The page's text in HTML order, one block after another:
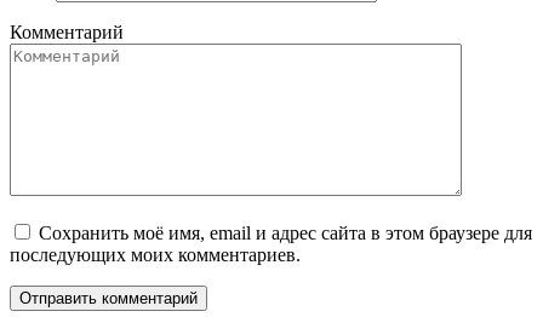
Комментарий
Сохранить моё имя, email и адрес сайта в этом браузере для
последующих моих комментариев.